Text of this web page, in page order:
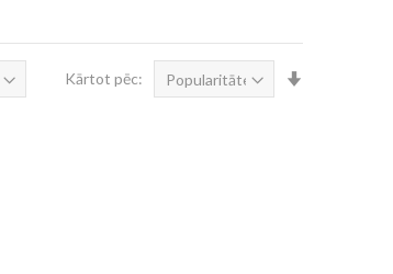
Kārtot pēc: